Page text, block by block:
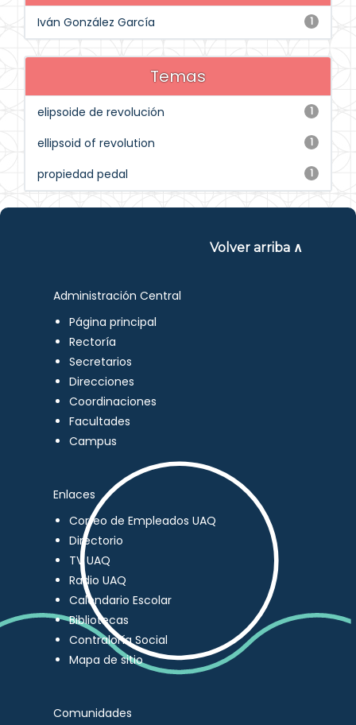
1
Iván González García
Temas
1
elipsoide de revolución
1
ellipsoid of revolution
1
propiedad pedal
Volver arriba ∧
Administración Central
Página principal
Rectoría
Secretarios
Direcciones
Coordinaciones
Facultades
Campus
Enlaces
Correo de Empleados UAQ
Directorio
TV UAQ
Radio UAQ
Calendario Escolar
Bibliotecas
Contraloría Social
Mapa de sitio
Comunidades